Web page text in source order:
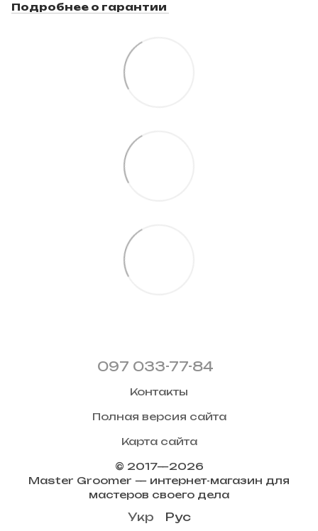
Подробнее о гарантии
097 033-77-84
Контакты
Полная версия сайта
Карта сайта
© 2017—2026
Master Groomer — интернет-магазин для
мастеров своего дела
Укр Рус